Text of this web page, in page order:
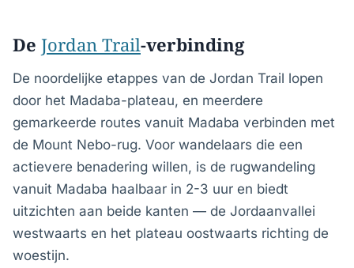
De Jordan Trail-verbinding
De noordelijke etappes van de Jordan Trail lopen
door het Madaba-plateau, en meerdere
gemarkeerde routes vanuit Madaba verbinden met
de Mount Nebo-rug. Voor wandelaars die een
actievere benadering willen, is de rugwandeling
vanuit Madaba haalbaar in 2-3 uur en biedt
uitzichten aan beide kanten — de Jordaanvallei
westwaarts en het plateau oostwaarts richting de
woestijn.